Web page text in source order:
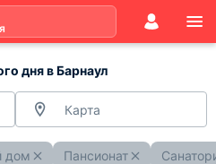
дня в Барнаул
Карта
дом Пансионат